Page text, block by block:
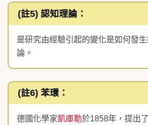
(註5) 認知理論：
是研究由經驗引起的變化是如何發
論。
(註6) 苯環：
德國化學家凱庫勒於1858年，提出